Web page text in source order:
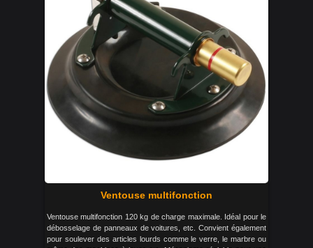
Ventouse multifonction
Ventouse multifonction 120 kg de charge maximale. Idéal pour le
débosselage de panneaux de voitures, etc. Convient également
pour soulever des articles lourds comme le verre, le marbre ou